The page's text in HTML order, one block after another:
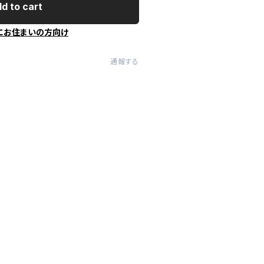
to cart
お住まいの方向け
通報する